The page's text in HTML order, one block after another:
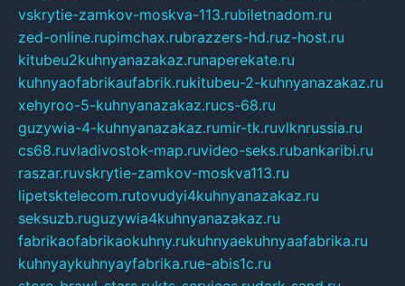
vskrytie-zamkov-moskva-113.rubiletnadom.ru
zed-online.rupimchax.rubrazzers-hd.ruz-host.ru
kitubeu2kuhnyanazakaz.runaperekate.ru
kuhnyaofabrikaufabrik.rukitubeu-2-kuhnyanazakaz.ru
xehyroo-5-kuhnyanazakaz.rucs-68.ru
guzywia-4-kuhnyanazakaz.rumir-tk.ruvlknrussia.ru
cs68.ruvladivostok-map.ruvideo-seks.rubankaribi.ru
raszar.ruvskrytie-zamkov-moskva113.ru
lipetsktelecom.rutovudyi4kuhnyanazakaz.ru
seksuzb.ruguzywia4kuhnyanazakaz.ru
fabrikaofabrikaokuhny.rukuhnyaekuhnyaafabrika.ru
kuhnyaykuhnyayfabrika.rue-abis1c.ru